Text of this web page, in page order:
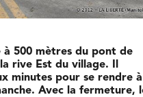
à 500 mètres du pont de
rive Est du village. Il
minutes pour se rendre à
Avec la fermeture,